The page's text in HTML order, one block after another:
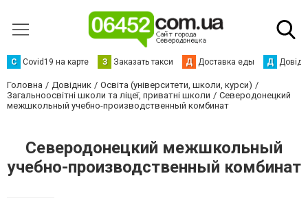
С Сovid19 на карте З Заказать такси Д Доставка еды Д
Головна Довідник
Освіта (університети, школи, курси)
Загальноосвітні школи та ліцеї, приватні школи
Северодонецкий
межшкольный учебно-производственный комбинат
Северодонецкий межшкольный
учебно-производственный комбинат